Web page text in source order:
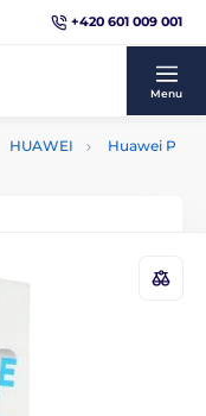
+420 601 009 001
Menu
HUAWEI
Huawei P